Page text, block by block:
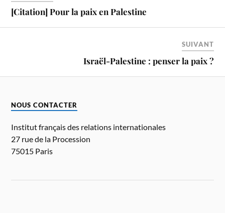
[Citation] Pour la paix en Palestine
SUIVANT
Israël-Palestine : penser la paix ?
NOUS CONTACTER
Institut français des relations internationales
27 rue de la Procession
75015 Paris